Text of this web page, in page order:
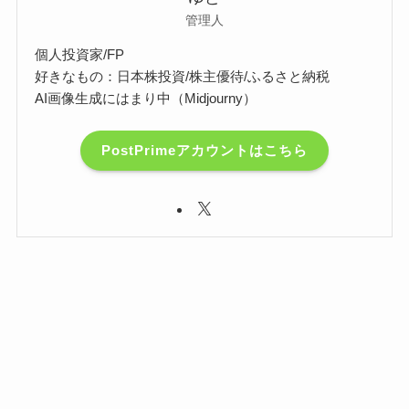
管理人
個人投資家/FP
好きなもの：日本株投資/株主優待/ふるさと納税
AI画像生成にはまり中（Midjourny）
PostPrimeアカウントはこちら